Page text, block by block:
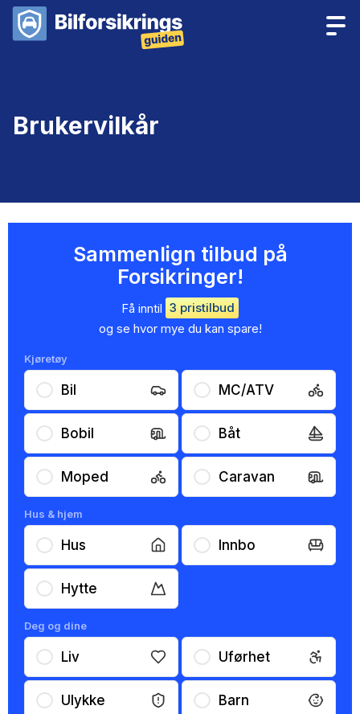
Brukervilkår
Sammenlign tilbud på
Forsikringer!
Få inntil 3 pristilbud
og se hvor mye du kan spare!
Kjøretøy
Bil MC/ATV
Bobil Båt
Moped Caravan
Hus & hjem
Hus Innbo
Hytte
Deg og dine
Liv Uførhet
Ulykke Barn